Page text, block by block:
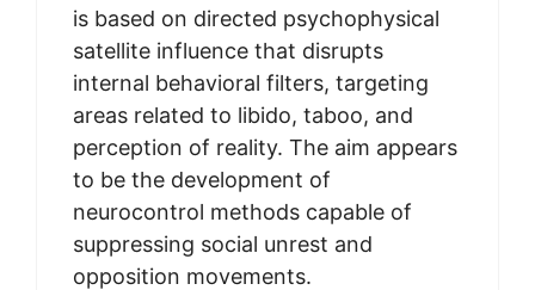
is based on directed psychophysical
satellite influence that disrupts
internal behavioral filters, targeting
areas related to libido, taboo, and
perception of reality. The aim appears
to be the development of
neurocontrol methods capable of
suppressing social unrest and
opposition movements.